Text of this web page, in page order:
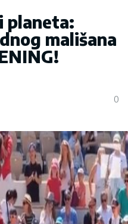
planeta:
mališana
0